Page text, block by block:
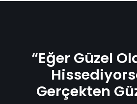
“Eğer Güzel
Gerçekten